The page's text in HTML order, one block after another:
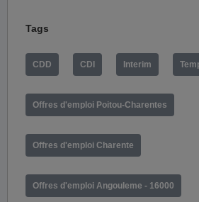
Tags
CDD CDI Interim
Offres d'emploi Poitou-Charentes
Offres d'emploi Charente
Offres d'emploi Angouleme - 16000